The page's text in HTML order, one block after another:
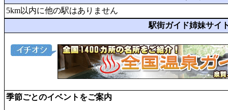
5km以内に他の駅はありません
駅街ガイド姉妹サイ
季節ごとのイベントをご案内